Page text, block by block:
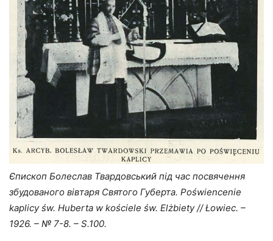
Єпископ Болеслав Твардовський під час посвячення
збудованого вівтаря Святого Губерта. Poświencenie
kaplicy św. Huberta w kościele św. Elżbiety // Łowiec. –
1926. – № 7-8. – S.100.